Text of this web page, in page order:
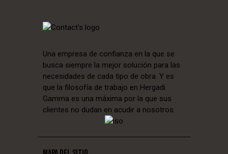
Una empresa de confianza en la que se
busca siempre la mejor solución para las
necesidades de cada tipo de obra. Y es
que la filosofía de trabajo en Hergadi
Gamma es una máxima por la que sus
clientes no dudan en acudir a nosotros.